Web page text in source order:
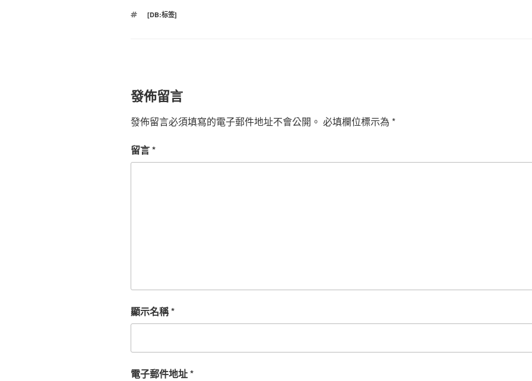
標
[DB:标签]
發佈留言
發佈留言必須填寫的電子郵件地址不會公開。 必填欄位標示為 *
留言*
顯示名稱*
電子郵件地址*